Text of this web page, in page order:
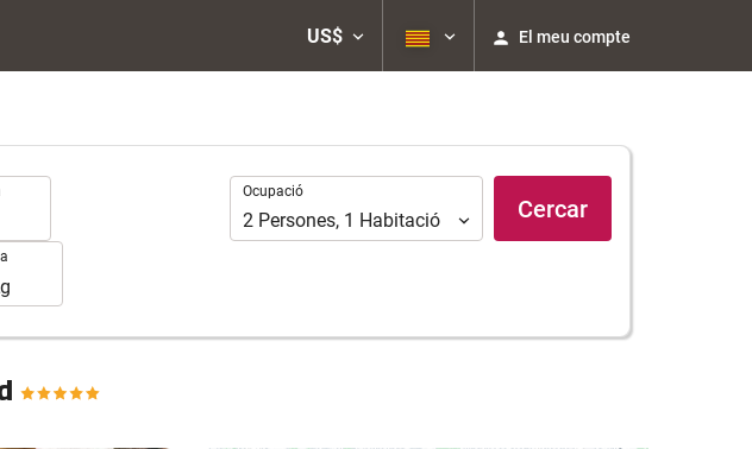
US$ El meu compte
Ocupació
Ocupació
2 Persones, 1 Habitació Cercar